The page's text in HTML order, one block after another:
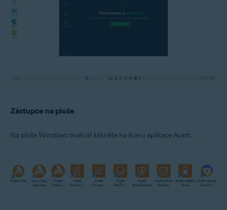
Zástupce na ploše
Na ploše Windows dvakrát klikněte na ikonu aplikace Avast.